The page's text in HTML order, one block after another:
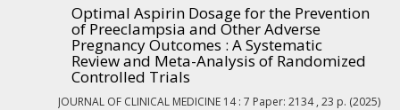
Optimal Aspirin Dosage for the Prevention
of Preeclampsia and Other Adverse
Pregnancy Outcomes : A Systematic
Review and Meta-Analysis of Randomized
Controlled Trials
JOURNAL OF CLINICAL MEDICINE 14: 7 Paper: 2134 , 23 p. (2025)